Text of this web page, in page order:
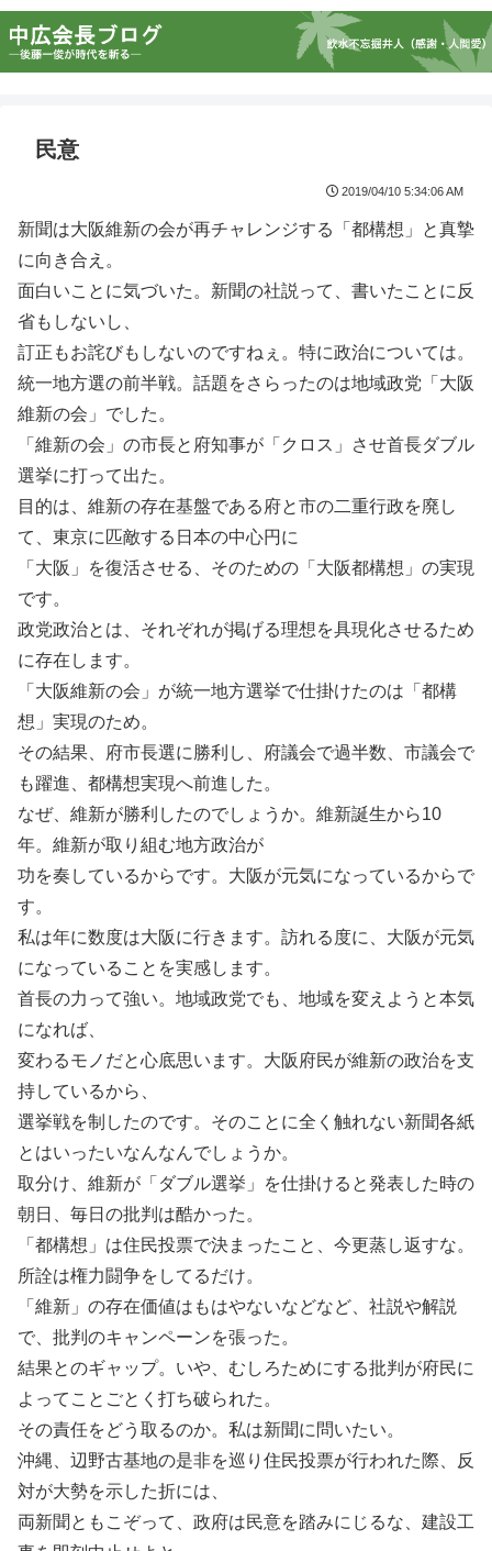
民意
2019/04/10 5:34:06 AM
新聞は大阪維新の会が再チャレンジする「都構想」と真摯
に向き合え。
面白いことに気づいた。新聞の社説って、書いたことに反
省もしないし、
訂正もお詫びもしないのですねぇ。特に政治については。
統一地方選の前半戦。話題をさらったのは地域政党「大阪
維新の会」でした。
「維新の会」の市長と府知事が「クロス」させ首長ダブル
選挙に打って出た。
目的は、維新の存在基盤である府と市の二重行政を廃し
て、東京に匹敵する日本の中心円に
「大阪」を復活させる、そのための「大阪都構想」の実現
です。
政党政治とは、それぞれが掲げる理想を具現化させるため
に存在します。
「大阪維新の会」が統一地方選挙で仕掛けたのは「都構
想」実現のため。
その結果、府市長選に勝利し、府議会で過半数、市議会で
も躍進、都構想実現へ前進した。
なぜ、維新が勝利したのでしょうか。維新誕生から10
年。維新が取り組む地方政治が
功を奏しているからです。大阪が元気になっているからで
す。
私は年に数度は大阪に行きます。訪れる度に、大阪が元気
になっていることを実感します。
首長の力って強い。地域政党でも、地域を変えようと本気
になれば、
変わるモノだと心底思います。大阪府民が維新の政治を支
持しているから、
選挙戦を制したのです。そのことに全く触れない新聞各紙
とはいったいなんなんでしょうか。
取分け、維新が「ダブル選挙」を仕掛けると発表した時の
朝日、毎日の批判は酷かった。
「都構想」は住民投票で決まったこと、今更蒸し返すな。
所詮は権力闘争をしてるだけ。
「維新」の存在価値はもはやないなどなど、社説や解説
で、批判のキャンペーンを張った。
結果とのギャップ。いや、むしろためにする批判が府民に
よってことごとく打ち破られた。
その責任をどう取るのか。私は新聞に問いたい。
沖縄、辺野古基地の是非を巡り住民投票が行われた際、反
対が大勢を示した折には、
両新聞ともこぞって、政府は民意を踏みにじるな、建設工